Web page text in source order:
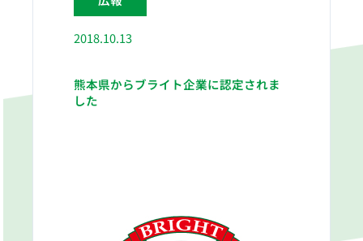
2018.10.13
熊本県からブライト企業に認定されま
した